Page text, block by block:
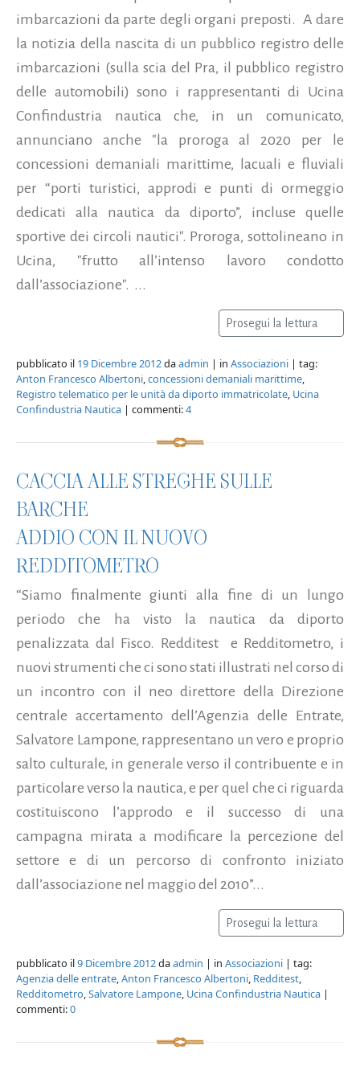
imbarcazioni da parte degli organi preposti. A dare
la notizia della nascita di un pubblico registro delle
imbarcazioni (sulla scia del Pra, il pubblico registro
delle automobili) sono i rappresentanti di Ucina
Confindustria nautica che, in un comunicato,
annunciano anche "la proroga al 2020 per le
concessioni demaniali marittime, lacuali e fluviali
per “porti turistici, approdi e punti di ormeggio
dedicati alla nautica da diporto”, incluse quelle
sportive dei circoli nautici". Proroga, sottolineano in
Ucina, "frutto all’intenso lavoro condotto
dall’associazione". ...
Prosegui la lettura
pubblicato il 19 Dicembre 2012daadmin | in Associazioni | tag:
Anton Francesco Albertoni,concessioni demaniali marittime,
Registro telematico per le unità da diporto immatricolate, Ucina
Confindustria Nautica | commenti:4
CACCIA ALLE STREGHE SULLE
BARCHE
ADDIO CON IL NUOVO
REDDITOMETRO
“Siamo finalmente giunti alla fine di un lungo
periodo che ha visto la nautica da diporto
penalizzata dal Fisco. Redditest e Redditometro, i
nuovi strumenti che ci sono stati illustrati nel corso di
un incontro con il neo direttore della Direzione
centrale accertamento dell’Agenzia delle Entrate,
Salvatore Lampone, rappresentano un vero e proprio
salto culturale, in generale verso il contribuente e in
particolare verso la nautica, e per quel che ci riguarda
costituiscono l’approdo e il successo di una
campagna mirata a modificare la percezione del
settore e di un percorso di confronto iniziato
dall’associazione nel maggio del 2010”...
Prosegui la lettura
pubblicato il9 Dicembre 2012daadmin | in Associazioni | tag:
Agenzia delle entrate Anton Francesco Albertoni Redditest
Redditometro Salvatore Lampone Ucina Confindustria Nautica |
commenti:0